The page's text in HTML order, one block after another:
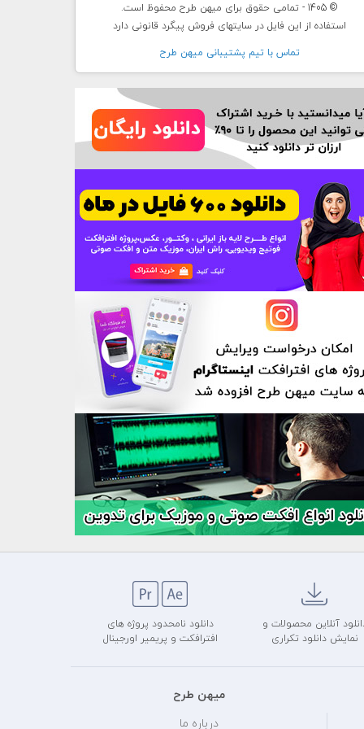
© 1405 - تمامی حقوق برای میهن طرح محفوظ است.
استفاده از این فایل در سایتهای فروش پیگرد قانونی دارد
تماس با تيم پشتيبانی ميهن طرح
آنلاین محصولات و
نمایش دانلود تکراری
دانلود نامحدود پروژه های
افترافکت و پریمیر اورجینال
میهن طرح
درباره ما